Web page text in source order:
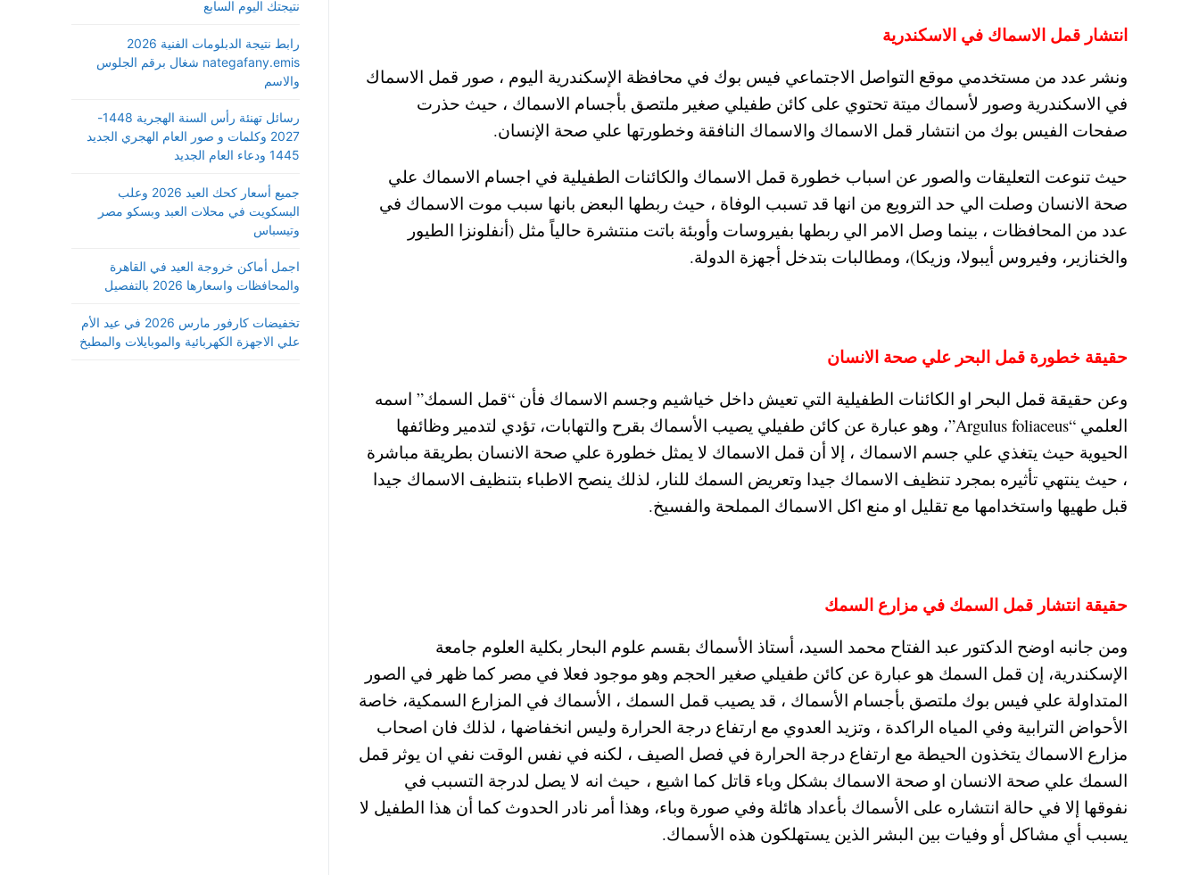
انتشار قمل الاسماك في الاسكندرية
ونشر عدد من مستخدمي موقع التواصل الاجتماعي فيس بوك في محافظة الإسكندرية اليوم ، صور قمل الاسماك
في الاسكندرية وصور لأسماك ميتة تحتوي على كائن طفيلي صغير ملتصق بأجسام الاسماك ، حيث حذرت
صفحات الفيس بوك من انتشار قمل الاسماك والاسماك النافقة وخطورتها علي صحة الإنسان.
حيث تنوعت التعليقات والصور عن اسباب خطورة قمل الاسماك والكائنات الطفيلية في اجسام الاسماك علي
صحة الانسان وصلت الي حد الترويع من انها قد تسبب الوفاة ، حيث ربطها البعض بانها سبب موت الاسماك في
عدد من المحافظات ، بينما وصل الامر الي ربطها بفيروسات وأوبئة باتت منتشرة حالياً مثل (أنفلونزا الطيور
والخنازير، وفيروس أيبولا، وزيكا)، ومطالبات بتدخل أجهزة الدولة.
حقيقة خطورة قمل البحر علي صحة الانسان
وعن حقيقة قمل البحر او الكائنات الطفيلية التي تعيش داخل خياشيم وجسم الاسماك فأن “قمل السمك” اسمه
العلمي “Argulus foliaceus”، وهو عبارة عن كائن طفيلي يصيب الأسماك بقرح والتهابات، تؤدي لتدمير وظائفها
الحيوية حيث يتغذي علي جسم الاسماك ، إلا أن قمل الاسماك لا يمثل خطورة علي صحة الانسان بطريقة مباشرة
، حيث ينتهي تأثيره بمجرد تنظيف الاسماك جيدا وتعريض السمك للنار، لذلك ينصح الاطباء بتنظيف الاسماك جيدا
قبل طهيها واستخدامها مع تقليل او منع اكل الاسماك المملحة والفسيخ.
حقيقة انتشار قمل السمك في مزارع السمك
ومن جانبه اوضح الدكتور عبد الفتاح محمد السيد، أستاذ الأسماك بقسم علوم البحار بكلية العلوم جامعة
الإسكندرية، إن قمل السمك هو عبارة عن كائن طفيلي صغير الحجم وهو موجود فعلا في مصر كما ظهر في الصور
المتداولة علي فيس بوك ملتصق بأجسام الأسماك ، قد يصيب قمل السمك ، الأسماك في المزارع السمكية، خاصة
الأحواض الترابية وفي المياه الراكدة ، وتزيد العدوي مع ارتفاع درجة الحرارة وليس انخفاضها ، لذلك فان اصحاب
مزارع الاسماك يتخذون الحيطة مع ارتفاع درجة الحرارة في فصل الصيف ، لكنه في نفس الوقت نفي ان يوثر قمل
السمك علي صحة الانسان او صحة الاسماك بشكل وباء قاتل كما اشيع ، حيث انه لا يصل لدرجة التسبب في
نفوقها إلا في حالة انتشاره على الأسماك بأعداد هائلة وفي صورة وباء، وهذا أمر نادر الحدوث كما أن هذا الطفيل لا
يسبب أي مشاكل أو وفيات بين البشر الذين يستهلكون هذه الأسماك.
نتيجتك اليوم السابع
رابط نتيجة الدبلومات الفنية 2026
nategafany.emis شغال برقم الجلوس
والاسم
رسائل تهنئة رأس السنة الهجرية 1448-
2027 وكلمات و صور العام الهجري الجديد
1445 ودعاء العام الجديد
جميع أسعار كحك العيد 2026 وعلب
البسكويت في محلات العبد وبسكو مصر
وتيسباس
اجمل أماكن خروجة العيد في القاهرة
والمحافظات واسعارها 2026 بالتفصيل
تخفيضات كارفور مارس 2026 في عيد الأم
علي الاجهزة الكهربائية والموبايلات والمطبخ